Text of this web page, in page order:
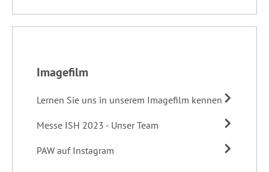
Imagefilm
Lernen Sie uns in unserem Imagefilm kennen
Messe ISH 2023 - Unser Team
PAW auf Instagram